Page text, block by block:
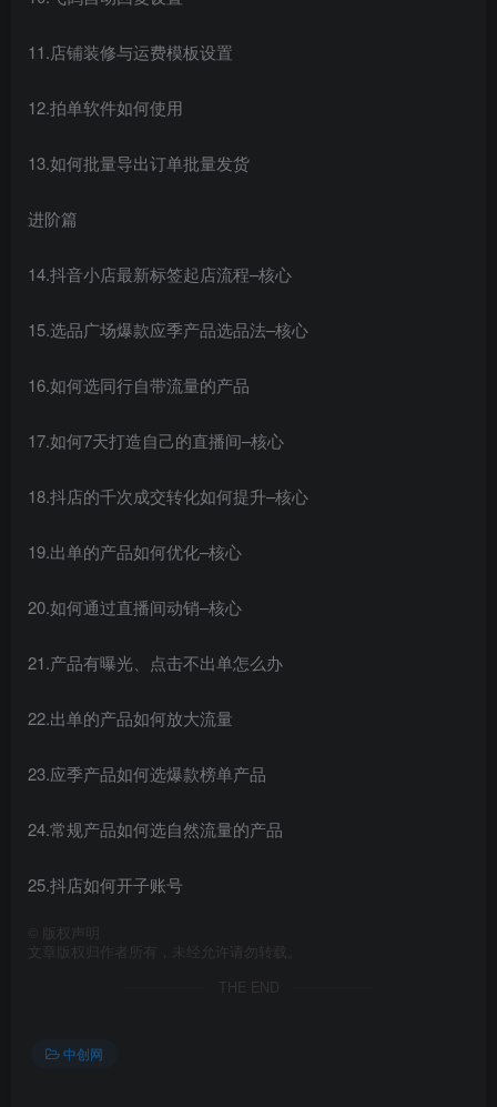
11.店铺装修与运费模板设置
12.拍单软件如何使用
13.如何批量导出订单批量发货
进阶篇
14.抖音小店最新标签起店流程–核心
15.选品广场爆款应季产品选品法–核心
16.如何选同行自带流量的产品
17.如何7天打造自己的直播间–核心
18.抖店的千次成交转化如何提升–核心
19.出单的产品如何优化–核心
20.如何通过直播间动销–核心
21.产品有曝光、点击不出单怎么办
22.出单的产品如何放大流量
23.应季产品如何选爆款榜单产品
24.常规产品如何选自然流量的产品
25.抖店如何开子账号
版权声明
文章版权归作者所有，未经允许请勿转载。
THE END
中创网